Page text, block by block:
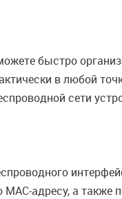
быстро
в любой
сети
адресу, а также